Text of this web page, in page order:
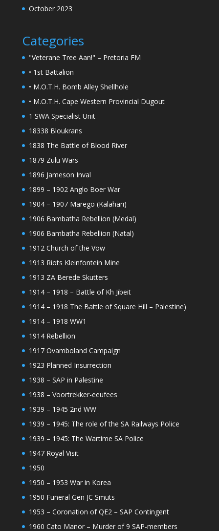
October 2023
Categories
"Veterane Tree Aan!" – Pretoria FM
• 1st Battalion
• M.O.T.H. Bomb Alley Shellhole
• M.O.T.H. Cape Western Provincial Dugout
1 SWA Specialist Unit
18338 Bloukrans
1838 The Battle of Blood River
1879 Zulu Wars
1896 Jameson Inval
1899 – 1902 Anglo Boer War
1904 – 1907 Marego (Kalahari)
1906 Bambatha Rebellion (Medal)
1906 Bambatha Rebellion (Natal)
1912 Church of the Vow
1913 Riots Kleinfontein Mine
1913 ZA Berede Skutters
1914 – 1918 – Battle of Kh Jibeit
1914 – 1918 The Battle of Square Hill – Palestine)
1914 – 1918 WW1
1914 Rebellion
1917 Ovamboland Campaign
1923 Planned Insurrection
1938 – SAP in Palestine
1938 – Voortrekker-eeufees
1939 – 1945 2nd WW
1939 – 1945: The role of the SA Railways Police
1939 – 1945: The Wartime SA Police
1947 Royal Visit
1950
1950 – 1953 War in Korea
1950 Funeral Gen JC Smuts
1953 – Coronation of QE2 – SAP Contingent
1960 Cato Manor – Murder of 9 SAP-members